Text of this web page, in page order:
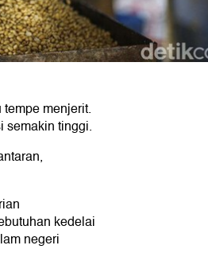
menjerit.
semakin tinggi.
kedelai
negeri